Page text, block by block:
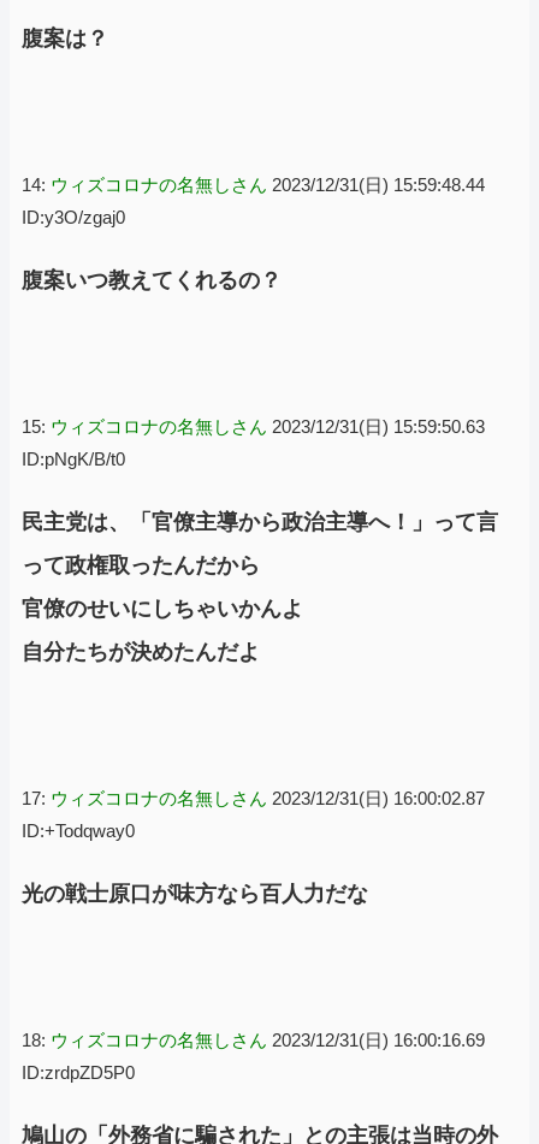
腹案は？
14: ウィズコロナの名無しさん 2023/12/31(日) 15:59:48.44
ID:y3O/zgaj0
腹案いつ教えてくれるの？
15: ウィズコロナの名無しさん 2023/12/31(日) 15:59:50.63
ID:pNgK/B/t0
民主党は、「官僚主導から政治主導へ！」って言
って政権取ったんだから
官僚のせいにしちゃいかんよ
自分たちが決めたんだよ
17: ウィズコロナの名無しさん 2023/12/31(日) 16:00:02.87
ID:+Todqway0
光の戦士原口が味方なら百人力だな
18: ウィズコロナの名無しさん 2023/12/31(日) 16:00:16.69
ID:zrdpZD5P0
鳩山の「外務省に騙された」との主張は当時の外